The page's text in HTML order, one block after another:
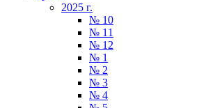
2025 г.
№ 10
№ 11
№ 12
№ 1
№ 2
№ 3
№ 4